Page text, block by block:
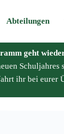
Abteilungen
geht
ihr bei eurer